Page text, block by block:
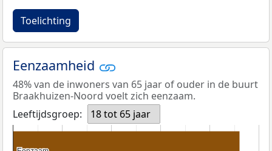
Toelichting
Eenzaamheid
48% van de inwoners van 65 jaar of ouder in de buurt
Braakhuizen-Noord voelt zich eenzaam.
Leeftijdsgroep:
18 tot 65 jaar